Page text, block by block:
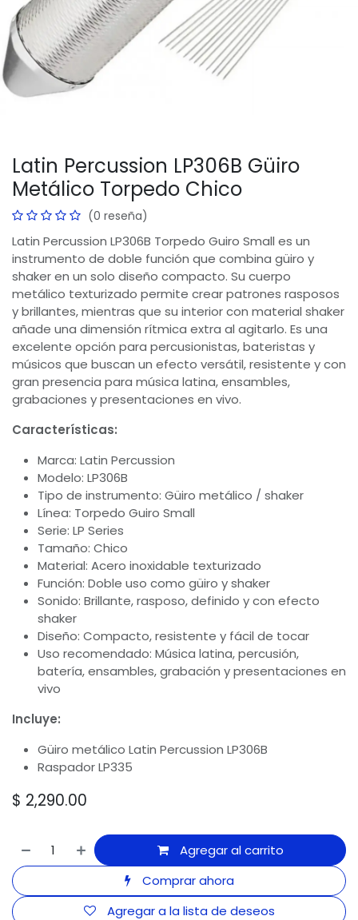
Latin Percussion LP306B Güiro
Metálico Torpedo Chico
(0 reseña)
Latin Percussion LP306B Torpedo Guiro Small es un
instrumento de doble función que combina güiro y
shaker en un solo diseño compacto. Su cuerpo
metálico texturizado permite crear patrones rasposos
y brillantes, mientras que su interior con material shaker
añade una dimensión rítmica extra al agitarlo. Es una
excelente opción para percusionistas, bateristas y
músicos que buscan un efecto versátil, resistente y con
gran presencia para música latina, ensambles,
grabaciones y presentaciones en vivo.
Características:
Marca: Latin Percussion
Modelo: LP306B
Tipo de instrumento: Güiro metálico / shaker
Línea: Torpedo Guiro Small
Serie: LP Series
Tamaño: Chico
Material: Acero inoxidable texturizado
Función: Doble uso como güiro y shaker
Sonido: Brillante, rasposo, definido y con efecto
shaker
Diseño: Compacto, resistente y fácil de tocar
Uso recomendado: Música latina, percusión,
batería, ensambles, grabación y presentaciones en
vivo
Incluye:
Güiro metálico Latin Percussion LP306B
Raspador LP335
$ 2,290.00
Agregar al carrito
Comprar ahora
Agregar a la lista de deseos